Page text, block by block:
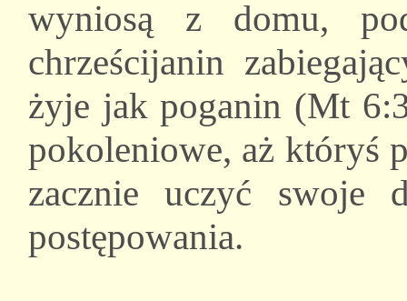
wyniosą z domu,
chrześcijanin
żyje jak poganin (Mt
pokoleniowe, aż któryś
zacznie uczyć swoje
postępowania.